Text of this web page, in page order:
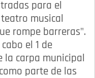
para el
musical
rompe barreras".
el 1 de
la carpa municipal
parte de las